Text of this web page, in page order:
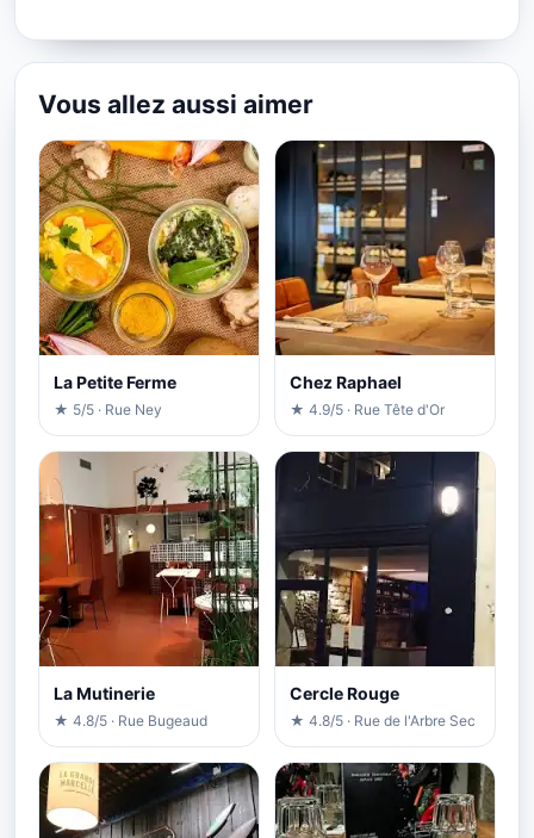
Vous allez aussi aimer
La Petite Ferme
★ 5/5 · Rue Ney
Chez Raphael
★ 4.9/5 · Rue Tête d'Or
La Mutinerie
★ 4.8/5 · Rue Bugeaud
Cercle Rouge
★ 4.8/5 · Rue de l'Arbre Sec